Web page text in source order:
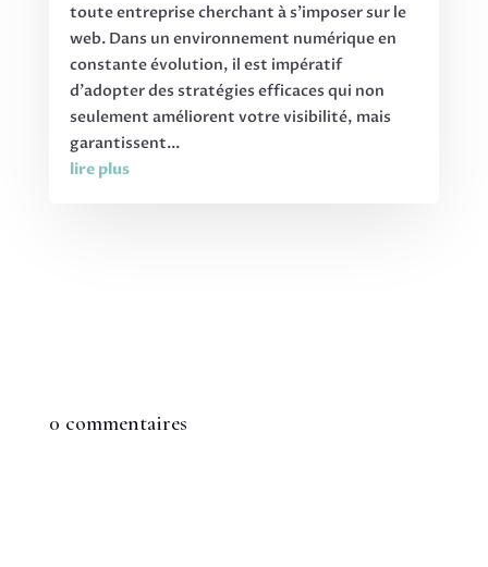
toute entreprise cherchant à s'imposer sur le
web. Dans un environnement numérique en
constante évolution, il est impératif
d'adopter des stratégies efficaces qui non
seulement améliorent votre visibilité, mais
garantissent...
lire plus
0 commentaires